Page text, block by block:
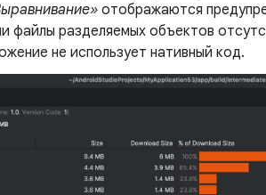
отображаются
файлы разделяемых объектов
не использует нативный код.